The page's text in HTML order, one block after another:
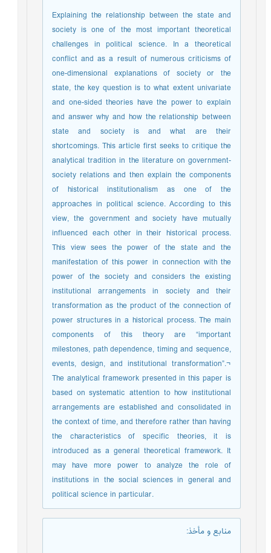
Explaining the relationship between the state and
society is one of the most important theoretical
challenges in political science. In a theoretical
conflict and as a result of numerous criticisms of
one-dimensional explanations of society or the
state, the key question is to what extent univariate
and one-sided theories have the power to explain
and answer why and how the relationship between
state and society is and what are their
shortcomings. This article first seeks to critique the
analytical tradition in the literature on government-
society relations and then explain the components
of historical institutionalism as one of the
approaches in political science. According to this
view, the government and society have mutually
influenced each other in their historical process.
This view sees the power of the state and the
manifestation of this power in connection with the
power of the society and considers the existing
institutional arrangements in society and their
transformation as the product of the connection of
power structures in a historical process. The main
components of this theory are “important
milestones, path dependence, timing and sequence,
events, design, and institutional transformation”.¬
The analytical framework presented in this paper is
based on systematic attention to how institutional
arrangements are established and consolidated in
the context of time, and therefore rather than having
the characteristics of specific theories, it is
introduced as a general theoretical framework. It
may have more power to analyze the role of
institutions in the social sciences in general and
political science in particular.
منابع و مأخذ: